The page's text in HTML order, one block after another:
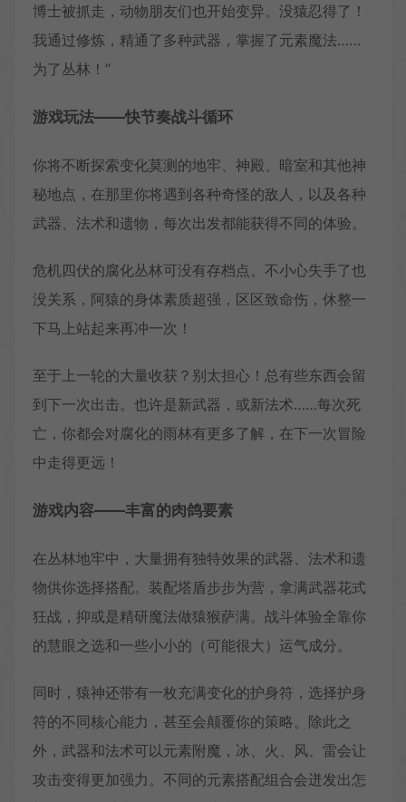
博士被抓走，动物朋友们也开始变异。没猿忍得了！
我通过修炼，精通了多种武器，掌握了元素魔法……
为了丛林！”
游戏玩法——快节奏战斗循环
你将不断探索变化莫测的地牢、神殿、暗室和其他神
秘地点，在那里你将遇到各种奇怪的敌人，以及各种
武器、法术和遗物，每次出发都能获得不同的体验。
危机四伏的腐化丛林可没有存档点。不小心失手了也
没关系，阿猿的身体素质超强，区区致命伤，休整一
下马上站起来再冲一次！
至于上一轮的大量收获？别太担心！总有些东西会留
到下一次出击。也许是新武器，或新法术……每次死
亡，你都会对腐化的雨林有更多了解，在下一次冒险
中走得更远！
游戏内容——丰富的肉鸽要素
在丛林地牢中，大量拥有独特效果的武器、法术和遗
物供你选择搭配。装配塔盾步步为营，拿满武器花式
狂战，抑或是精研魔法做猿猴萨满。战斗体验全靠你
的慧眼之选和一些小小的（可能很大）运气成分。
同时，猿神还带有一枚充满变化的护身符，选择护身
符的不同核心能力，甚至会颠覆你的策略。除此之
外，武器和法术可以元素附魔，冰、火、风、雷会让
攻击变得更加强力。不同的元素搭配组合会迸发出怎